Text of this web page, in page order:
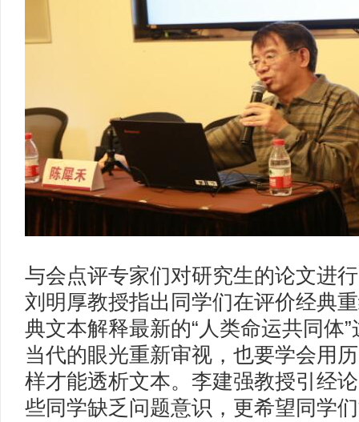
与会点评专家们对研究生的论文进
刘明厚教授指出同学们在评价经典
典文本解释最新的“人类命运共同体
当代的眼光重新审视，也要学会用
样才能透析文本。李建强教授引经
些同学缺乏问题意识，更希望同学